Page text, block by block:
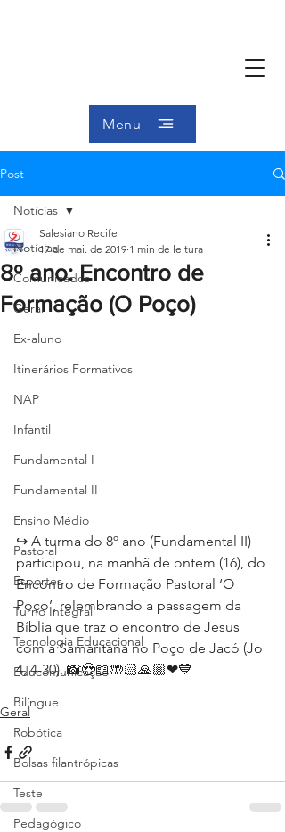
Menu
Post
Notícias
Comunicados
Geral
Ex-aluno
Itinerários Formativos
NAP
Infantil
Fundamental I
Fundamental II
Ensino Médio
Pastoral
Esportes
Turno Integral
Tecnologia Educacional
Educomunicação
Bilíngue
Robótica
Bolsas filantrópicas
Teste
Pedagógico
Notícias
8º ano: Encontro de
Formação (O Poço)
Salesiano Recife
17 de mai. de 2019 1 min de leitura
↪ A turma do 8º ano (Fundamental II)
participou, na manhã de ontem (16), do
Encontro de Formação Pastoral ‘O
Poço’, relembrando a passagem da
Bíblia que traz o encontro de Jesus
com a Samaritana no Poço de Jacó (Jo
4, 4-30). 📸😍📖🤲🏻🙏🏼❤💙
Geral